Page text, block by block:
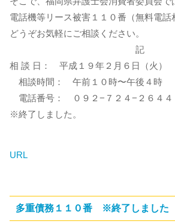
電話機等リース被害１１０番（無料電話
どうぞお気軽にご相談ください。
記
相 談 日： 平成１９年２月６日（火）
相談時間： 午前１０時〜午後４時
電話番号： ０９２−７２４−２６４４
※終了しました。
URL
多重債務１１０番 ※終了しました